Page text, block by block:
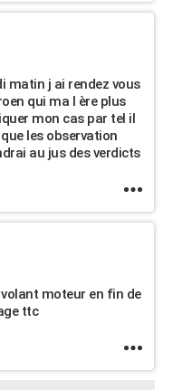
matin j ai rendez vous
qui ma l ère plus
mon cas par tel il
les observation
au jus des verdicts
moteur en fin de
ttc